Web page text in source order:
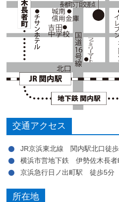
交通アクセス
JR京浜東北線 関内駅北口徒
横浜市営地下鉄 伊勢佐木長
京浜急行日ノ出町駅 徒歩5分
所在地